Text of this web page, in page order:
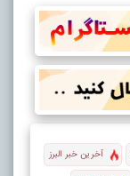
آخرین خبر البرز